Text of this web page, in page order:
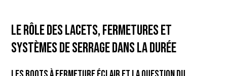
Le rôle des lacets, fermetures et
systèmes de serrage dans la durée